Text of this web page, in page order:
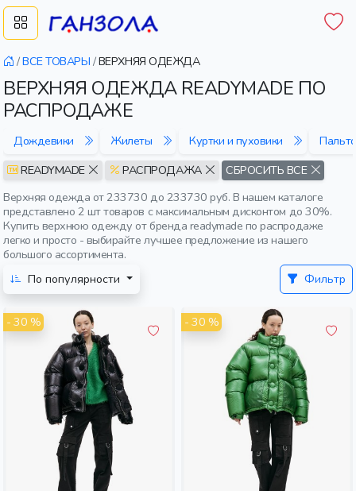
/ВСЕ ТОВАРЫ /ВЕРХНЯЯ ОДЕЖДА
ВЕРХНЯЯ ОДЕЖДА READYMADE ПО
РАСПРОДАЖЕ
Дождевики Жилеты Куртки и пуховики
READYMADE
РАСПРОДАЖА
СБРОСИТЬ ВСЕ
Верхняя одежда от 233730 до 233730 руб. В нашем каталоге
представлено 2 шт товаров с максимальным дисконтом до 30%.
Купить верхнюю одежду от бренда readymade по распродаже
легко и просто - выбирайте лучшее предложение из нашего
большого ассортимента.
По популярности
Фильтр
- 30 % - 30 %